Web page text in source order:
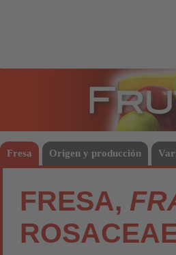
Fresa Origen y producción
FRESA,